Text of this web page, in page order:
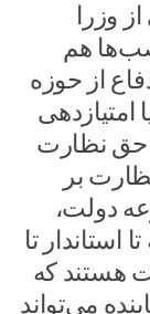
وزرا
هم
از حوزه
امتیازدهی
حق نظارت
بر
دولت،
تا
هستند که
می‌تواند